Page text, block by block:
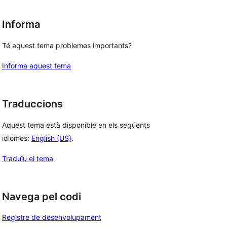
Informa
Té aquest tema problemes importants?
Informa aquest tema
Traduccions
Aquest tema està disponible en els següents
idiomes: English (US).
Traduïu el tema
Navega pel codi
Registre de desenvolupament